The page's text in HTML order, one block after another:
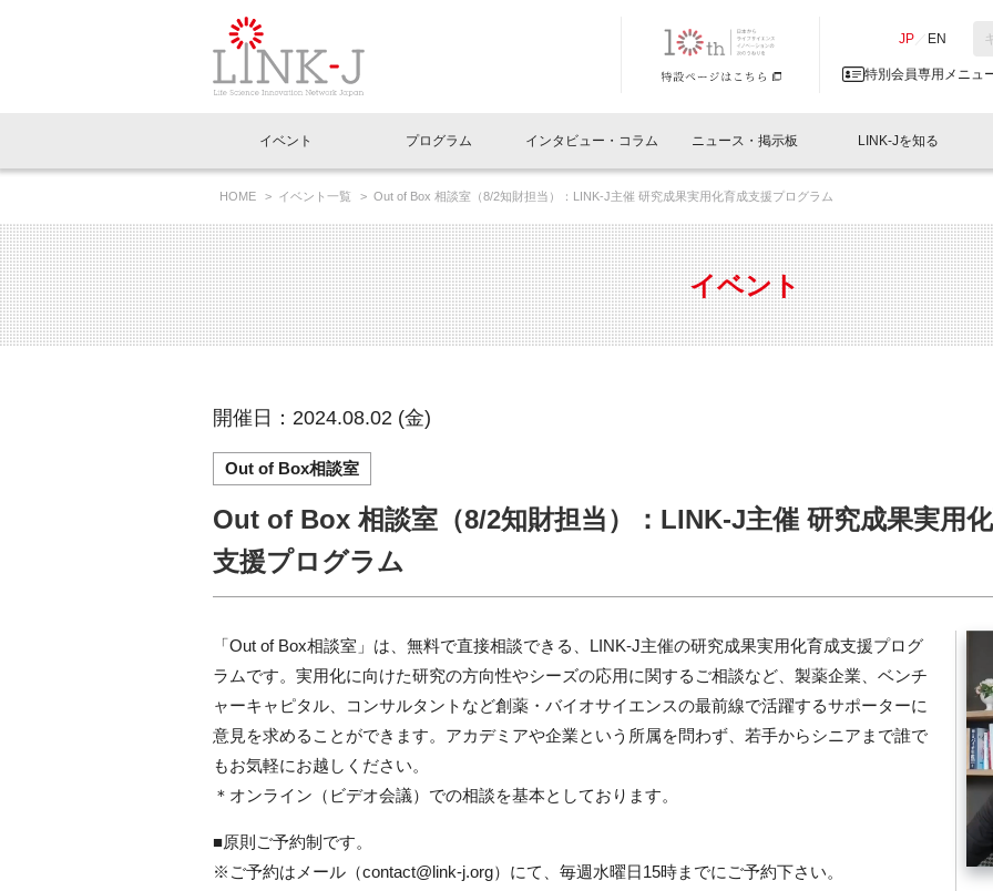
JP EN
特別会員専用メニュ
イベントお知らせメール登録
閉じる
イベント
イベント一覧
LINK-J主催・共催 特別会員開催
LINK-J協賛・協力 出展・参加
イベントレポート一覧
LINK-J主催・共催
LINK-J協賛・協力
プログラム
Out of Box相談室 What's "UNIKORN"？
インタビュー・コラム
インタビュー・コラム一覧
スペシャルインタビュー ベンチャーインタビュー 会報
連載コラム サポーターコラム 日本
ニュース・掲示板
ニュース一覧
トピック プレスリリース
メディア情報 海外関連
協賛・協力
人と情報の交流掲示板一覧
会員プレスリリース
募集
LINK-Jを知る
理事長挨拶 Why in Nihonbashi
国内外連携 サポーター紹介 事業
組織概要 パンフレット GTB
特別会員一覧 特別会員について 入会
専用メニューはこちら
ラウンジ・会議室 オフィス・ラボ 施設
アクセス
HOME イベント一覧 Out of Box 相談室（8/2知財担当）：LINK-J主催 研究成果実用化育成支援プログラム
イベント
開催日：2024.08.02 (金)
Out of Box相談室
Out of Box 相談室（8/2知財担当）：LINK-J主催 研究成果実用
支援プログラム
「Out of Box相談室」は、無料で直接相談できる、LINK-J主催の研究成果実用化育成支援プログ
ラムです。実用化に向けた研究の方向性やシーズの応用に関するご相談など、製薬企業、ベンチ
ャーキャピタル、コンサルタントなど創薬・バイオサイエンスの最前線で活躍するサポーターに
意見を求めることができます。アカデミアや企業という所属を問わず、若手からシニアまで誰で
もお気軽にお越しください。
＊オンライン（ビデオ会議）での相談を基本としております。
■原則ご予約制です。
※ご予約はメール（contact@link-j.org）にて、毎週水曜日15時までにご予約下さい。